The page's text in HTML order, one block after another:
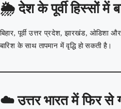
🌦️देश के पूर्वी हिस्सों में
बिहार, पूर्वी उत्तर प्रदेश, झारखंड, ओडिशा
बारिश के साथ तापमान में वृद्धि हो सकती है।
☁️उत्तर भारत में फिर से